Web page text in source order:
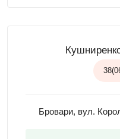
Бровари, вул.